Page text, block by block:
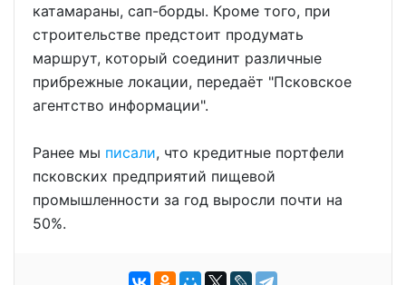
катамараны, сап-борды. Кроме того, при
строительстве предстоит продумать
маршрут, который соединит различные
прибрежные локации, передаёт "Псковское
агентство информации".
Ранее мы писали, что кредитные портфели
псковских предприятий пищевой
промышленности за год выросли почти на
50%.